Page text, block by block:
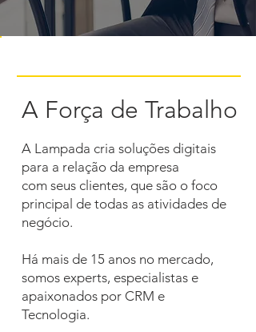
A Lampada cria soluções digitais
para a relação da empresa
com seus clientes, que são o foco
principal de todas as atividades de
negócio.
Há mais de 15 anos no mercado,
somos experts, especialistas e
apaixonados por CRM e
Tecnologia.
A Força de Trabalho